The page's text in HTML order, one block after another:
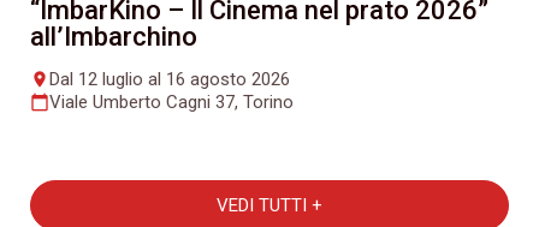
“ImbarKino – Il Cinema nel prato 2026”
all’Imbarchino
placeDal 12 luglio al 16 agosto 2026
calendar_todayViale Umberto Cagni 37, Torino
VEDI TUTTI +